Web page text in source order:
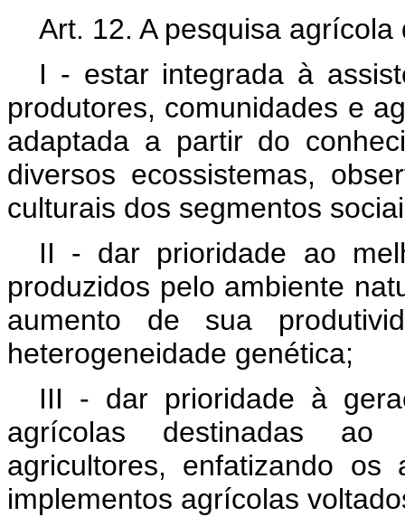
Art. 12. A pesquisa agrícola
I - estar integrada à
produtores, comunidades e
adaptada a partir do
diversos ecossistemas,
culturais dos segmentos
II - dar prioridade ao
produzidos pelo ambiente
aumento de sua
heterogeneidade genética;
III - dar prioridade à
agrícolas destinadas ao
agricultores, enfatizando os
implementos agrícolas